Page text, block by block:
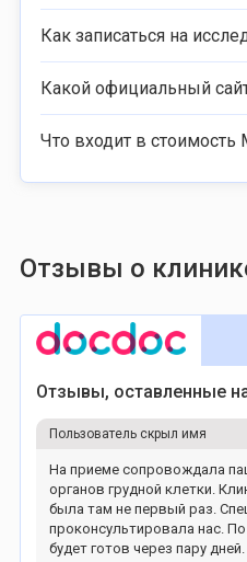
Как записаться на
Какой официальный
Что входит в стоимость
Отзывы о
Отзывы, оставленные
Пользователь скрыл имя
На приеме сопровождала
органов грудной клетки.
была там не первый раз.
проконсультировала нас.
будет готов через пару